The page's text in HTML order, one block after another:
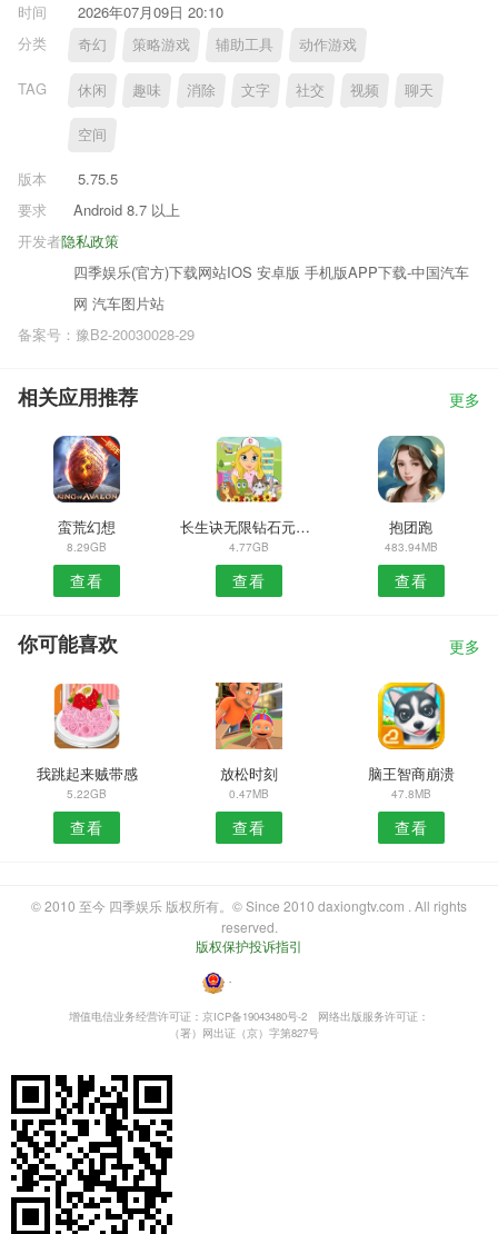
时间
2026年07月09日 20:10
分类
奇幻 策略游戏 辅助工具 动作游戏
TAG 休闲 趣味 消除 文字 社交 视频 聊天
空间
版本
5.75.5
要求
Android 8.7 以上
隐私政策
开发者
四季娱乐(官方)下载网站IOS 安卓版 手机版APP下载-中国汽车
网 汽车图片站
备案号：豫B2-20030028-29
相关应用推荐 更多
蛮荒幻想
8.29GB
查看
长生诀无限钻石元宝铜币修改版
4.77GB
查看
抱团跑
483.94MB
查看
你可能喜欢 更多
我跳起来贼带感
5.22GB
查看
放松时刻
0.47MB
查看
脑王智商崩溃
47.8MB
查看
© 2010 至今 四季娱乐 版权所有。© Since 2010 daxiongtv.com . All rights
reserved.
版权保护投诉指引
・
增值电信业务经营许可证：京ICP备19043480号-2
网络出版服务许可证：
（署）网出证（京）字第827号